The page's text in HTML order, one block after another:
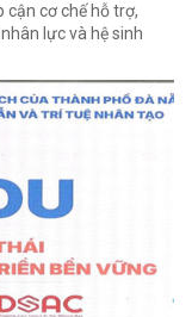
cơ chế hỗ trợ,
lực và hệ sinh